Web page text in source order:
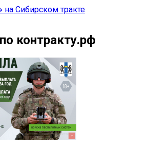
на Сибирском тракте
контракту.рф